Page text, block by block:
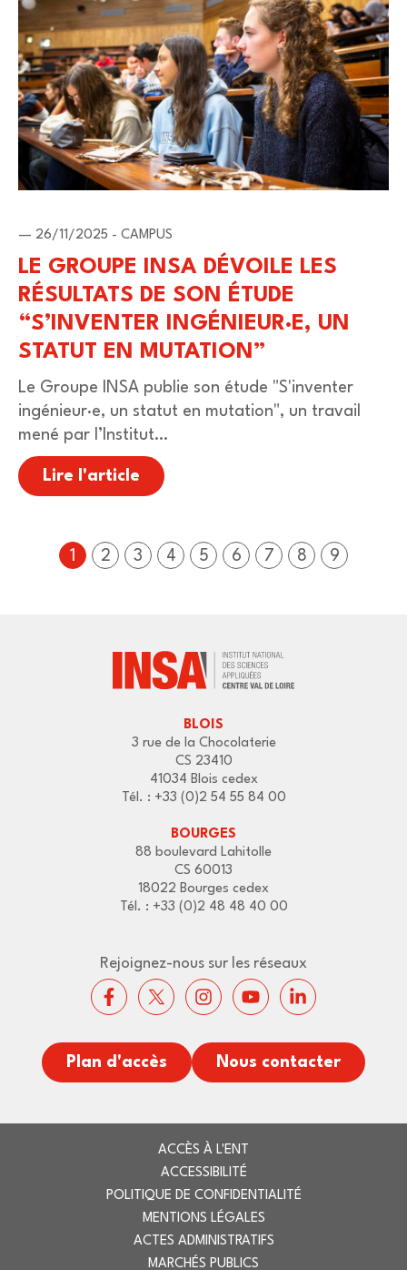
— 26/11/2025 - CAMPUS
LE GROUPE INSA DÉVOILE LES
RÉSULTATS DE SON ÉTUDE
“S’INVENTER INGÉNIEUR·E, UN
STATUT EN MUTATION”
Le Groupe INSA publie son étude "S'inventer
ingénieur·e, un statut en mutation", un travail
mené par l’Institut…
Lire l'article
1 2 3 4 5 6 7 8 9
BLOIS
3 rue de la Chocolaterie
CS 23410
41034 Blois cedex
Tél. : +33 (0)2 54 55 84 00
BOURGES
88 boulevard Lahitolle
CS 60013
18022 Bourges cedex
Tél. : +33 (0)2 48 48 40 00
Rejoignez-nous sur les réseaux
Plan d'accès Nous contacter
ACCÈS À L'ENT
ACCESSIBILITÉ
POLITIQUE DE CONFIDENTIALITÉ
MENTIONS LÉGALES
ACTES ADMINISTRATIFS
MARCHÉS PUBLICS